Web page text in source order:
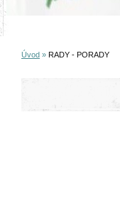
Úvod » RADY - PORADY